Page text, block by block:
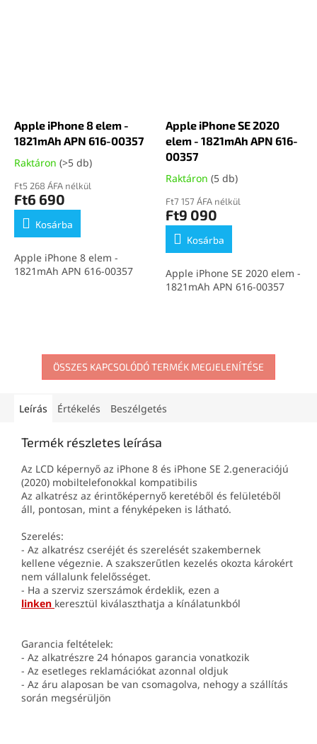
Apple iPhone 8 elem -
1821mAh APN 616-00357
Raktáron (>5 db)
Ft5 268 ÁFA nélkül
Ft6 690
Kosárba
Apple iPhone 8 elem -
1821mAh APN 616-00357
Apple iPhone SE 2020
elem - 1821mAh APN 616-
00357
Raktáron (5 db)
Ft7 157 ÁFA nélkül
Ft9 090
Kosárba
Apple iPhone SE 2020 elem -
1821mAh APN 616-00357
ÖSSZES KAPCSOLÓDÓ TERMÉK MEGJELENÍTÉSE
Leírás Értékelés Beszélgetés
Termék részletes leírása
Az LCD képernyő az iPhone 8 és iPhone SE 2.generaciójú
(2020) mobiltelefonokkal kompatibilis
Az alkatrész az érintőképernyő keretéből és felületéből
áll, pontosan, mint a fényképeken is látható.
Szerelés:
- Az alkatrész cseréjét és szerelését szakembernek
kellene végeznie. A szakszerűtlen kezelés okozta károkért
nem vállalunk felelősséget.
- Ha a szerviz szerszámok érdeklik, ezen a
linken keresztül kiválaszthatja a kínálatunkból
Garancia feltételek:
- Az alkatrészre 24 hónapos garancia vonatkozik
- Az esetleges reklamációkat azonnal oldjuk
- Az áru alaposan be van csomagolva, nehogy a szállítás
során megsérüljön